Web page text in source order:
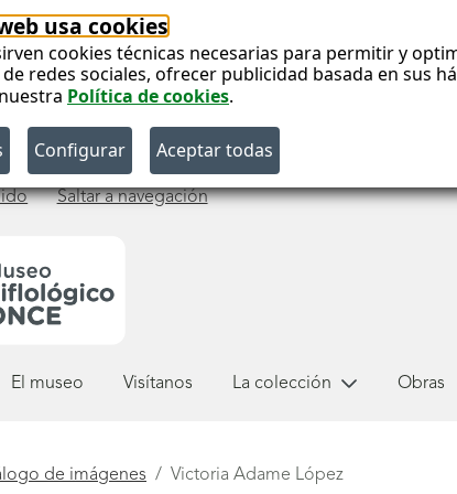
usa cookies
cookies técnicas necesarias para permitir y
redes sociales, ofrecer publicidad basada en sus
Política de cookies.
Saltar a navegación
El museo Visítanos La colección Obras
de imágenes Victoria Adame López